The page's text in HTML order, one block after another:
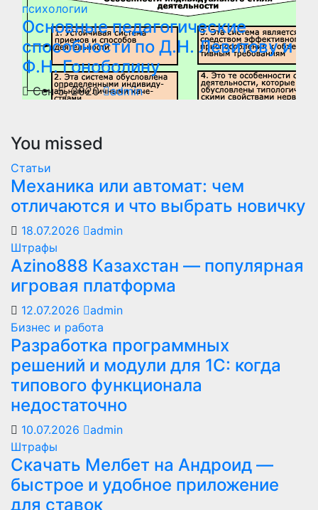
психологии
Основные педагогические
способности по Д.Н. Левитову и
Ф.Н. Гоноболину
Сен 5, 2020 admin
You missed
Статьи
Механика или автомат: чем
отличаются и что выбрать новичку
18.07.2026
admin
Штрафы
Azino888 Казахстан — популярная
игровая платформа
12.07.2026
admin
Бизнес и работа
Разработка программных
решений и модули для 1С: когда
типового функционала
недостаточно
10.07.2026
admin
Штрафы
Скачать Мелбет на Андроид —
быстрое и удобное приложение
для ставок